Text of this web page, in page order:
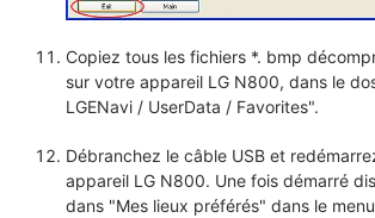
Copiez tous les fichiers *. bmp
sur votre appareil LG N800, dans le
LGENavi / UserData / Favorites".
Débranchez le câble USB et
appareil LG N800. Une fois démarré
dans "Mes lieux préférés" dans le